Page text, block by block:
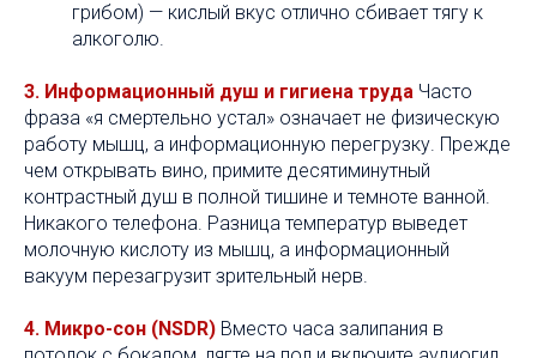
грибом) — кислый вкус отлично сбивает тягу к
алкоголю.
3. Информационный душ и гигиена труда Часто
фраза «я смертельно устал» означает не физическую
работу мышц, а информационную перегрузку. Прежде
чем открывать вино, примите десятиминутный
контрастный душ в полной тишине и темноте ванной.
Никакого телефона. Разница температур выведет
молочную кислоту из мышц, а информационный
вакуум перезагрузит зрительный нерв.
4. Микро-сон (NSDR) Вместо часа залипания в